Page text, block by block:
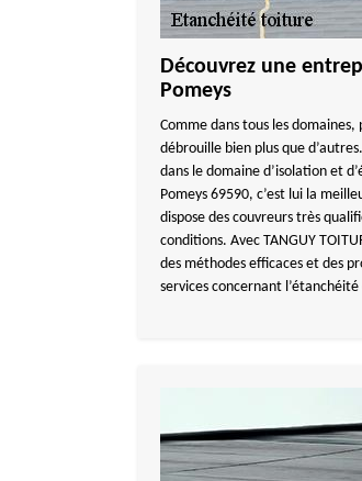
Découvrez une
Pomeys
Comme dans tous les
débrouille bien plus que
dans le domaine d’isolation et
Pomeys 69590, c’est lui la
dispose des couvreurs très
conditions. Avec TANGUY
des méthodes efficaces et des
services concernant l’étanchéité